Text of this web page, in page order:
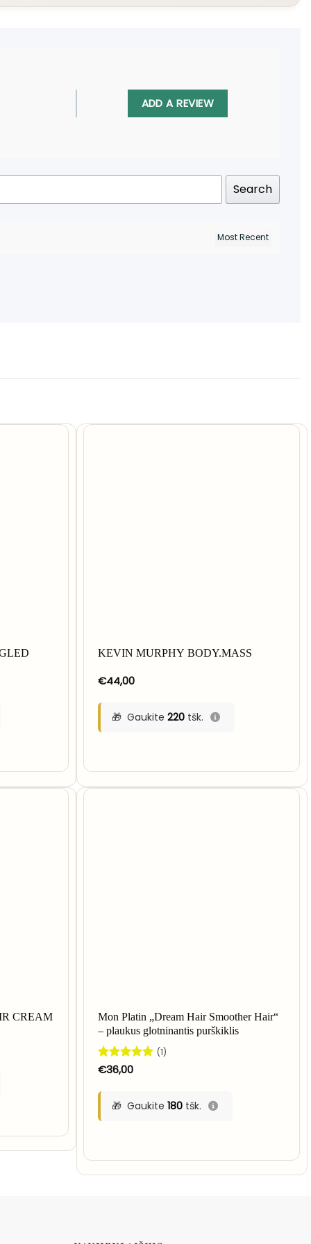
ADD A REVIEW
Search
KEVIN MURPHY BODY.MASS
€44,00
Gaukite220 tšk.
CREAM
Mon Platin „Dream Hair Smoother Hair“
– plaukus glotninantis purškiklis
Įvertinimas:
(1)
€36,00
Gaukite180 tšk.